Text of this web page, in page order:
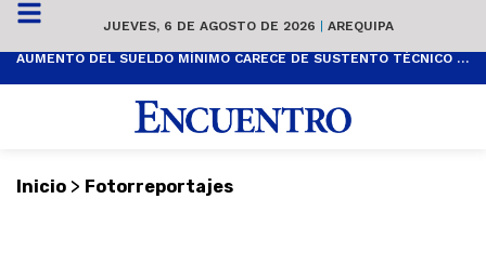
JUEVES, 6 DE AGOSTO DE 2026 | AREQUIPA
AUMENTO DEL SUELDO MÍNIMO CARECE DE SUSTENTO TÉCNICO Y ES POPULISTA
Inicio > Fotorreportajes